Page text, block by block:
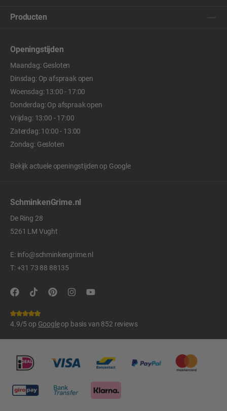
Producten
Openingstijden
Maandag: Gesloten
Dinsdag: Op afspraak open
Woensdag: 13:00 - 17:00
Donderdag: Op afspraak open
Vrijdag: 13:00 - 17:00
Zaterdag: 10:00 - 13:00
Zondag: Gesloten
Bekijk actuele openingstijden op Google
SchminkenGrime.nl
De Ring 28
5261 LM Vught
E: info@schminkengrime.nl
T:+31 73 88 88135
4.9/5 op Googleop basis van 852 reviews